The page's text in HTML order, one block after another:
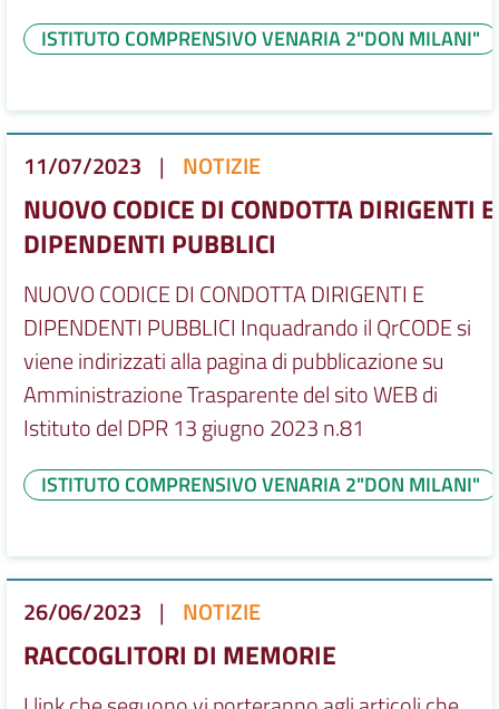
ISTITUTO COMPRENSIVO VENARIA 2"DON MILANI"
11/07/2023 | NOTIZIE
NUOVO CODICE DI CONDOTTA DIRIGENTI E
DIPENDENTI PUBBLICI
NUOVO CODICE DI CONDOTTA DIRIGENTI E
DIPENDENTI PUBBLICI Inquadrando il QrCODE si
viene indirizzati alla pagina di pubblicazione su
Amministrazione Trasparente del sito WEB di
Istituto del DPR 13 giugno 2023 n.81
ISTITUTO COMPRENSIVO VENARIA 2"DON MILANI"
26/06/2023 | NOTIZIE
RACCOGLITORI DI MEMORIE